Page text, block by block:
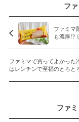
フ
ファミマ
も濃厚!?
ファミマで買ってよかった
はレンチンで至福のとろと
ファ